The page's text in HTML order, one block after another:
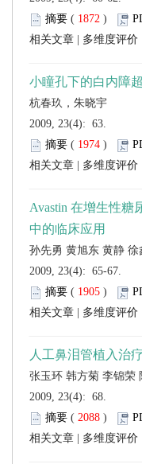
(
)
2009, 23(4): 63.
(
)
2009, 23(4): 65-67.
(
)
2009, 23(4): 68.
(
)